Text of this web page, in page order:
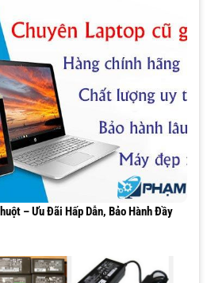
– Ưu Đãi Hấp Dẫn, Bảo Hành Đầy